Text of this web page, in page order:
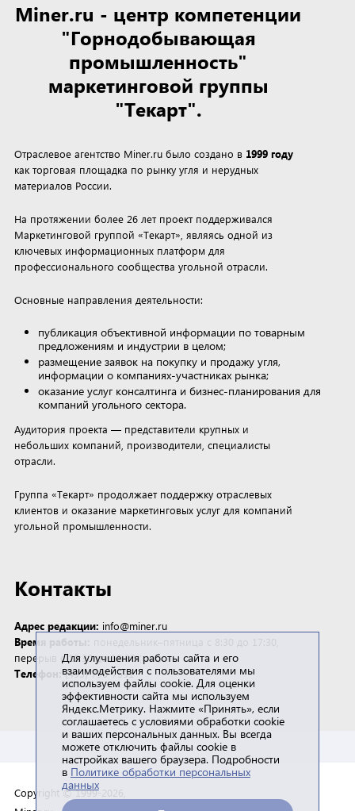
Miner.ru - центр компетенции
"Горнодобывающая
промышленность"
маркетинговой группы
"Текарт".
Отраслевое агентство Miner.ru было создано в 1999 году
как торговая площадка по рынку угля и нерудных
материалов России.
На протяжении более 26 лет проект поддерживался
Маркетинговой группой «Текарт», являясь одной из
ключевых информационных платформ для
профессионального сообщества угольной отрасли.
Основные направления деятельности:
публикация объективной информации по товарным
предложениям и индустрии в целом;
размещение заявок на покупку и продажу угля,
информации о компаниях-участниках рынка;
оказание услуг консалтинга и бизнес-планирования для
компаний угольного сектора.
Аудитория проекта — представители крупных и
небольших компаний, производители, специалисты
отрасли.
Группа «Текарт» продолжает поддержку отраслевых
клиентов и оказание маркетинговых услуг для компаний
угольной промышленности.
Контакты
Адрес редакции: info@miner.ru
Время работы:
перерыв с 12:30 до 13:30 (мск)
Телефон: (495) 790-7591
Copyright © 1999-2026,
Для улучшения работы сайта и его
взаимодействия с пользователями мы
используем файлы cookie. Для оценки
эффективности сайта мы используем
Яндекс.Метрику. Нажмите «Принять», если
соглашаетесь с условиями обработки cookie
и ваших персональных данных. Вы всегда
можете отключить файлы cookie в
настройках вашего браузера. Подробности
в Политике обработки персональных
данных